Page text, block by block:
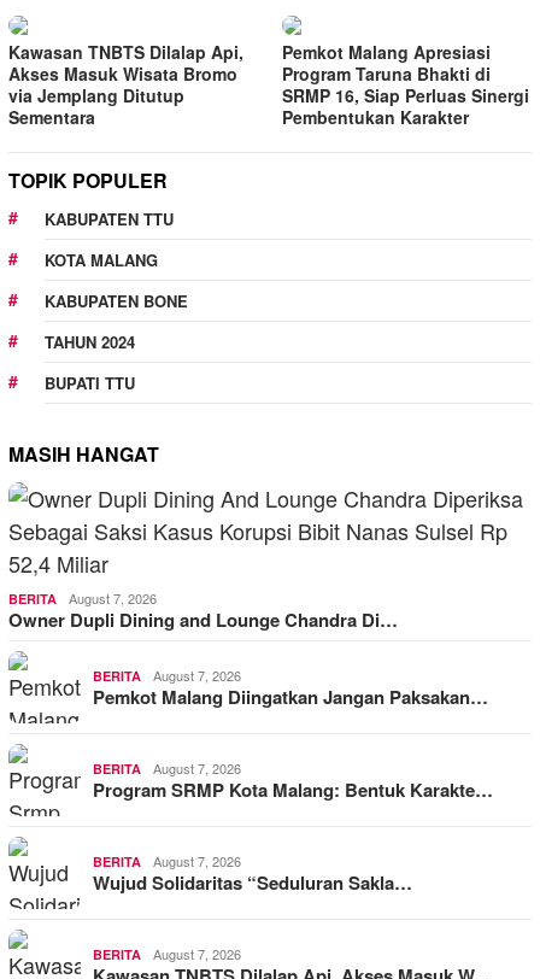
Kawasan TNBTS Dilalap Api,
Akses Masuk Wisata Bromo
via Jemplang Ditutup
Sementara
Pemkot Malang Apresiasi
Program Taruna Bhakti di
SRMP 16, Siap Perluas Sinergi
Pembentukan Karakter
TOPIK POPULER
KABUPATEN TTU
KOTA MALANG
KABUPATEN BONE
TAHUN 2024
BUPATI TTU
MASIH HANGAT
BERITA August 7, 2026
Owner Dupli Dining and Lounge Chandra Di…
BERITA August 7, 2026
Pemkot Malang Diingatkan Jangan Paksakan…
BERITA August 7, 2026
Program SRMP Kota Malang: Bentuk Karakte…
BERITA August 7, 2026
Wujud Solidaritas “Seduluran Sakla…
BERITA August 7, 2026